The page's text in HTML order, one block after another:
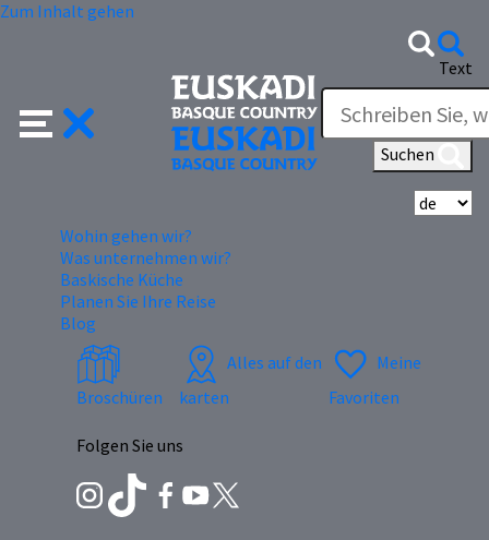
Zum Inhalt gehen
Text
Suchen
Wohin gehen wir?
Was unternehmen wir?
Baskische Küche
Planen Sie Ihre Reise
Blog
Broschüren
Alles auf den
karten
Meine
Favoriten
Folgen Sie uns